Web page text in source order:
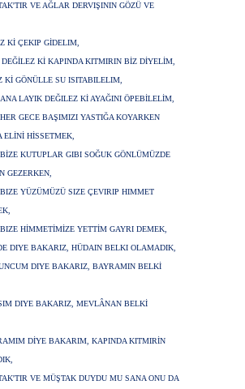
VE AĞLAR DERVIŞININ GÖZÜ VE
Kİ ÇEKIP GİDELIM,
DEĞİLEZ Kİ KAPINDA KITMIRIN BİZ DİYELİM,
Kİ GÖNÜLLE SU ISITABILELIM,
LAYIK DEĞILEZ Kİ AYAĞINI ÖPEBİLELİM,
GECE BAŞIMIZI YASTIĞA KOYARKEN
HİSSETMEK,
KUTUPLAR GIBI SOĞUK GÖNLÜMÜZDE
GEZERKEN,
YÜZÜMÜZÜ SIZE ÇEVIRIP HIMMET
HİMMETİMİZE YETTİM GAYRI DEMEK,
DIYE BAKARIZ, HÜDAIN BELKI OLAMADIK,
DIYE BAKARIZ, BAYRAMIN BELKİ
DIYE BAKARIZ, MEVLÂNAN BELKİ
DİYE BAKARIM, KAPINDA KITMIRİN
VE MÜŞTAK DUYDU MU SANA ONU DA